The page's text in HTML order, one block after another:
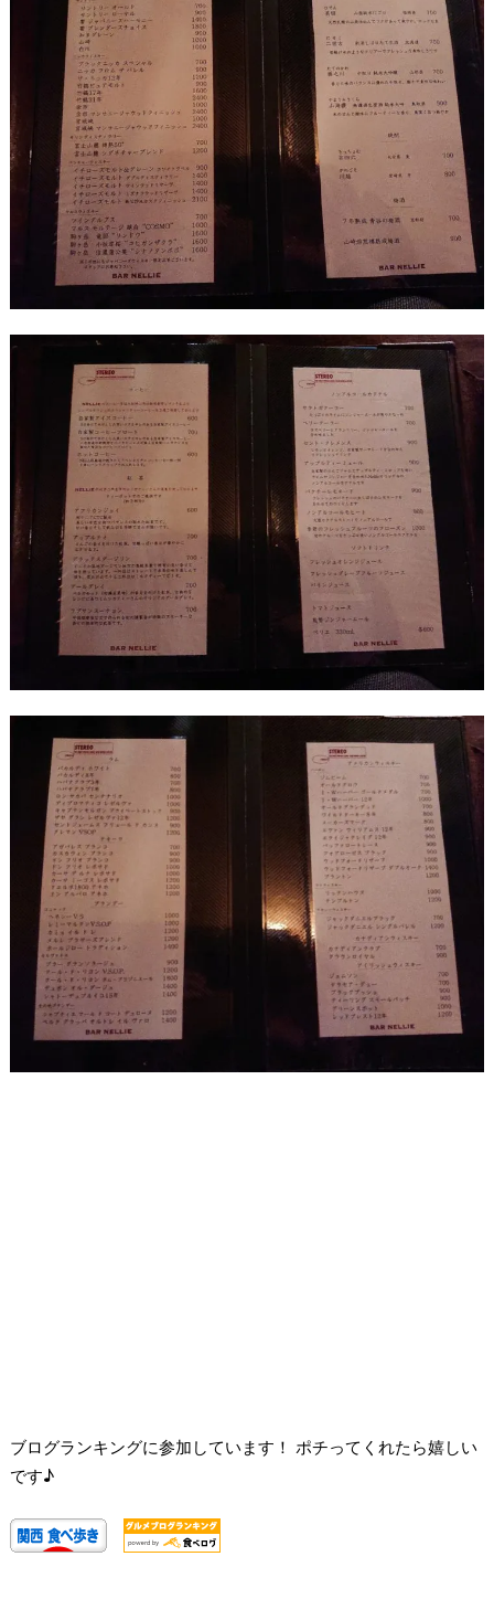
ブログランキングに参加しています！ ポチってくれたら嬉しい
です♪